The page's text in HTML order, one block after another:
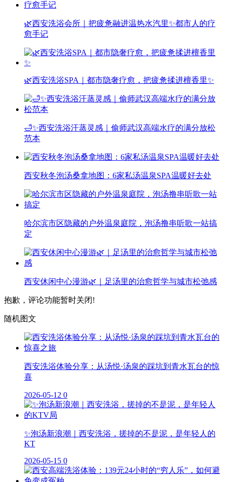
🌿西安洗浴会所｜把疲惫融进温热水汽里✨都市人的疗
愈手记
🌿西安洗浴SPA｜都市隐奢疗愈，把疲惫揉进檀香里✨
🛁✨西安洗浴汗蒸灵感｜偷师武汉高端水疗的满分放松
范本
西安秋冬泡汤桑拿地图：6家私汤温泉SPA温暖好去处
哈尔滨市区隐藏的户外温泉庭院，泡汤撸串听歌一站搞
定
西安休闲中心漫游🌿｜足汤里的治愈哲学与城市松弛感
抱歉，评论功能暂时关闭!
随机图文
西安洗浴体验分享：从汤悦·汤泉的踩坑到青水瓦台的惊
喜
2026-05-12 0
✨泡汤新浪潮｜西安洗浴，搓掉的不是泥，是年轻人的
KT
2026-05-15 0